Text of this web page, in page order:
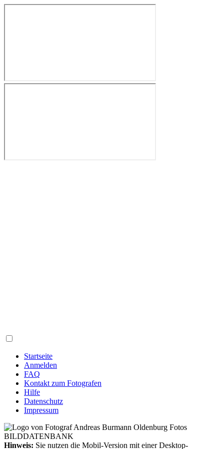
Startseite
Anmelden
FAQ
Kontakt zum Fotografen
Hilfe
Datenschutz
Impressum
Hinweis: Sie nutzen die Mobil-Version mit einer Desktop-